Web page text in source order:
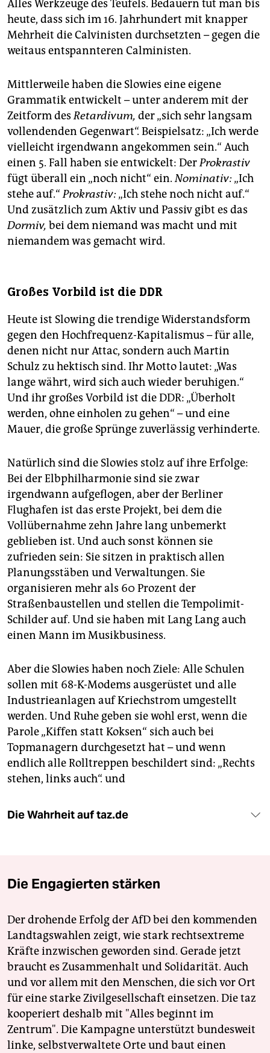
Alles Werkzeuge des Teufels. Bedauern tut man bis
heute, dass sich im 16. Jahrhundert mit knapper
Mehrheit die Calvinisten durchsetzten – gegen die
weitaus entspannteren Calministen.
Mittlerweile haben die Slowies eine eigene
Grammatik entwickelt – unter anderem mit der
Zeitform desRetardivum, der „sich sehr langsam
vollendenden Gegenwart“. Beispielsatz: „Ich werde
vielleicht irgendwann angekommen sein.“ Auch
einen 5. Fall haben sie entwickelt: DerProkrastiv
fügt überall ein „noch nicht“ ein.Nominativ: „Ich
stehe auf.“Prokrastiv: „Ich stehe noch nicht auf.“
Und zusätzlich zum Aktiv und Passiv gibt es das
Dormiv, bei dem niemand was macht und mit
niemandem was gemacht wird.
Großes Vorbild ist die DDR
Heute ist Slowing die trendige Widerstandsform
gegen den Hochfrequenz-Kapitalismus – für alle,
denen nicht nur Attac, sondern auch Martin
Schulz zu hektisch sind. Ihr Motto lautet: „Was
lange währt, wird sich auch wieder beruhigen.“
Und ihr großes Vorbild ist die DDR: „Überholt
werden, ohne einholen zu gehen“ – und eine
Mauer, die große Sprünge zuverlässig verhinderte.
Natürlich sind die Slowies stolz auf ihre Erfolge:
Bei der Elbphilharmonie sind sie zwar
irgendwann aufgeflogen, aber der Berliner
Flughafen ist das erste Projekt, bei dem die
Vollübernahme zehn Jahre lang unbemerkt
geblieben ist. Und auch sonst können sie
zufrieden sein: Sie sitzen in praktisch allen
Planungsstäben und Verwaltungen. Sie
organisieren mehr als 60 Prozent der
Straßenbaustellen und stellen die Tempolimit-
Schilder auf. Und sie haben mit Lang Lang auch
einen Mann im Musikbusiness.
Aber die Slowies haben noch Ziele: Alle Schulen
sollen mit 68-K-Modems ausgerüstet und alle
Industrieanlagen auf Kriechstrom umgestellt
werden. Und Ruhe geben sie wohl erst, wenn die
Parole „Kiffen statt Koksen“ sich auch bei
Topmanagern durchgesetzt hat – und wenn
endlich alle Rolltreppen beschildert sind: „Rechts
stehen, links auch“. und
Die Wahrheit auf taz.de
Die Engagierten stärken
Der drohende Erfolg der AfD bei den kommenden
Landtagswahlen zeigt, wie stark rechtsextreme
Kräfte inzwischen geworden sind. Gerade jetzt
braucht es Zusammenhalt und Solidarität. Auch
und vor allem mit den Menschen, die sich vor Ort
für eine starke Zivilgesellschaft einsetzen. Die taz
kooperiert deshalb mit "Alles beginnt im
Zentrum". Die Kampagne unterstützt bundesweit
linke, selbstverwaltete Orte und baut einen